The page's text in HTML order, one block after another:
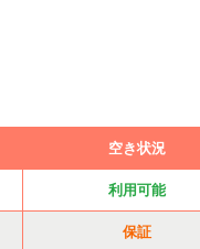
空き状況
利用可能
保証